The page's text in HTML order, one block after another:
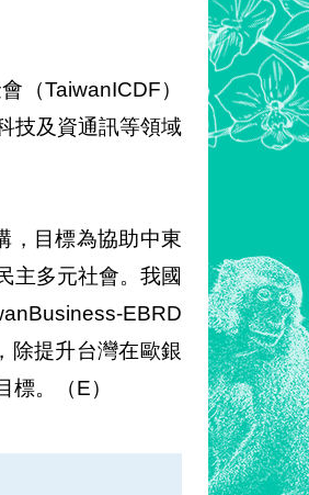
（TaiwanICDF）
技及資通訊等領域
，目標為協助中東
主多元社會。我國
EBRD
除提升台灣在歐銀
。（E）